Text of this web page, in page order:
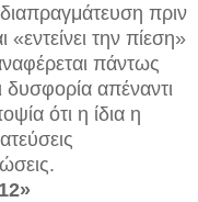
πριν
την πίεση»
πάντως
δυσφορία απέναντι
ότι η ίδια η